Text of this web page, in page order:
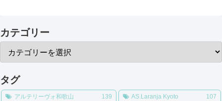
カテゴリー
タグ
アルテリーヴォ和歌山 139 AS.Laranja Kyoto 107